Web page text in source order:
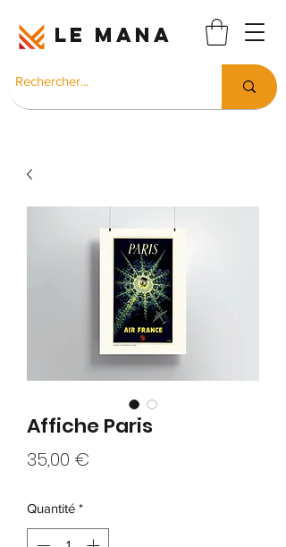
LE MANA
Affiche Paris
35,00 €
Quantité *